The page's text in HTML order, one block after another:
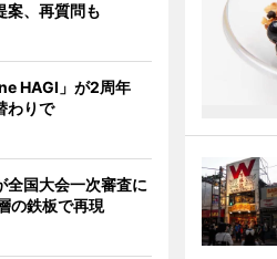
、再質問も
HAGI」が2周年
わりで
全国大会一次審査に
の鉄板で再現